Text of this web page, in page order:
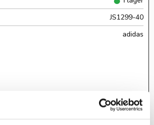
JS1299-40
adidas
senaste signaturskon från Adidas